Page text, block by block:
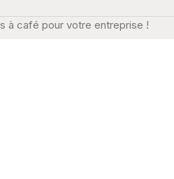
à café pour votre entreprise !